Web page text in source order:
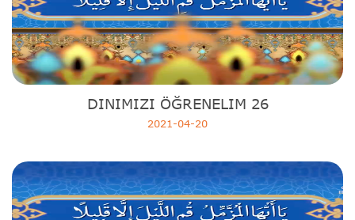
DINIMIZI ÖĞRENELIM 26
2021-04-20